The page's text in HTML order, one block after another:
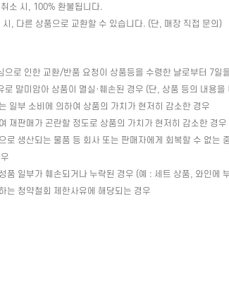
소 시, 100% 환불됩니다.
시, 다른 상품으로 교환할 수 있습니다. (단, 매장 직접 문의)
으로 인한 교환/반품 요청이 상품등을 수령한 날로부터 7일
로 말미암아 상품이 멸실·훼손된 경우 (단, 상품 등의 내용
일부 소비에 의하여 상품의 가치가 현저히 감소한 경우
재판매가 곤란할 정도로 상품의 가치가 현저히 감소한 경우
로 생산되는 물품 등 회사 또는 판매자에게 회복할 수 없는
품 일부가 훼손되거나 누락된 경우 (예 : 세트 상품, 와인에
는 청약철회 제한사유에 해당되는 경우